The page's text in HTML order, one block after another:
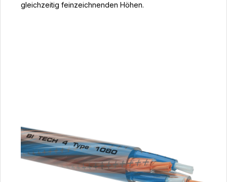
gleichzeitig feinzeichnenden Höhen.